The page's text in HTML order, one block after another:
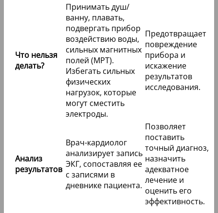
Что нельзя
делать?
Принимать душ/
ванну, плавать,
подвергать прибор
воздействию воды,
сильных магнитных
полей (МРТ).
Избегать сильных
физических
нагрузок, которые
могут сместить
электроды.
Предотвращает
повреждение
прибора и
искажение
результатов
исследования.
Анализ
результатов
Врач-кардиолог
анализирует запись
ЭКГ, сопоставляя ее
с записями в
дневнике пациента.
Позволяет
поставить
точный диагноз,
назначить
адекватное
лечение и
оценить его
эффективность.